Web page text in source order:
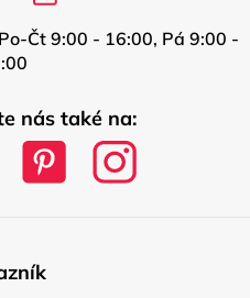
Čt 9:00 - 16:00, Pá 9:00 -
nás také na: